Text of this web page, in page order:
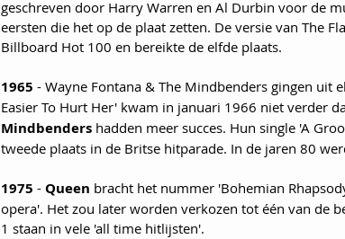
geschreven door Harry Warren en Al Durbin voor de
eersten die het op de plaat zetten. De versie van The
Billboard Hot 100 en bereikte de elfde plaats.
1965 - Wayne Fontana & The Mindbenders gingen uit
Easier To Hurt Her' kwam in januari 1966 niet verder
Mindbenders hadden meer succes. Hun single 'A
tweede plaats in de Britse hitparade. In de jaren 80
1975 - Queen bracht het nummer 'Bohemian
opera'. Het zou later worden verkozen tot één van de
1 staan in vele 'all time hitlijsten'.